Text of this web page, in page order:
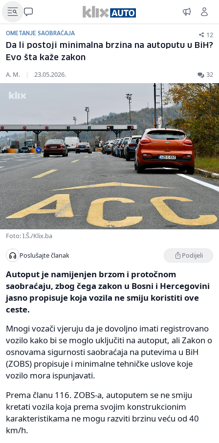
OMETANJE SAOBRAĆAJA 12
Da li postoji minimalna brzina na autoputu u BiH?
Evo šta kaže zakon
A. M. | 23.05.2026. 32
Foto: I.Š./Klix.ba
Poslušajte članak Podijeli
Autoput je namijenjen brzom i protočnom
saobraćaju, zbog čega zakon u Bosni i Hercegovini
jasno propisuje koja vozila ne smiju koristiti ove
ceste.
Mnogi vozači vjeruju da je dovoljno imati registrovano
vozilo kako bi se moglo uključiti na autoput, ali Zakon o
osnovama sigurnosti saobraćaja na putevima u BiH
(ZOBS) propisuje i minimalne tehničke uslove koje
vozilo mora ispunjavati.
Prema članu 116. ZOBS-a, autoputem se ne smiju
kretati vozila koja prema svojim konstrukcionim
karakteristikama ne mogu razviti brzinu veću od 40
km/h.